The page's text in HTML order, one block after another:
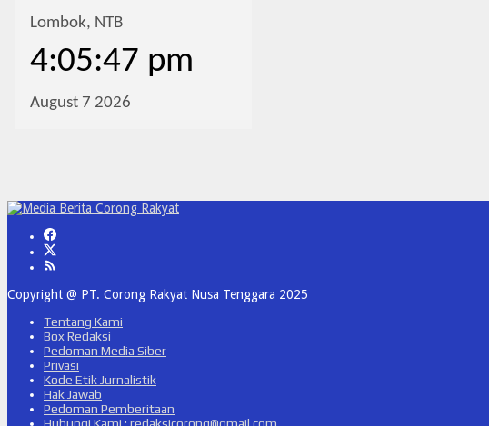
Copyright @ PT. Corong Rakyat Nusa Tenggara 2025
Tentang Kami
Box Redaksi
Pedoman Media Siber
Privasi
Kode Etik Jurnalistik
Hak Jawab
Pedoman Pemberitaan